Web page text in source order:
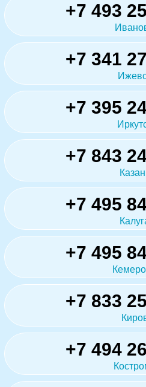
+7 493
+7 341
+7 395
+7 843
+7 495
+7 495
+7 833
+7 494